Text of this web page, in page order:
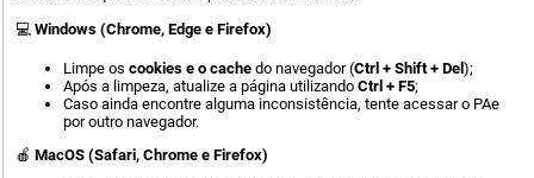
Entrar com
Login com Certificado
ou
💻 Windows (Chrome, Edge e Firefox)
Limpe os cookies e o cache do navegador (Ctrl + Shift + Del );
Após a limpeza, atualize a página utilizando Ctrl + F5;
Caso ainda encontre alguma inconsistência, tente acessar o PAe
por outro navegador.
🍎 MacOS (Safari, Chrome e Firefox)